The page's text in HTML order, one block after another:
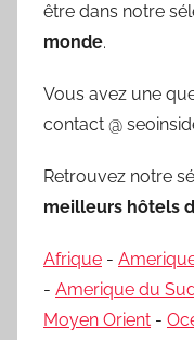
être dans notre
monde.
Vous avez une
contact @
Retrouvez notre
meilleurs hôtels
Afrique -
- Amerique du
Moyen Orient -